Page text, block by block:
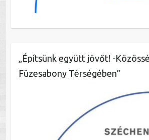
„Építsünk együtt jövőt! -
Füzesabony Térségében”